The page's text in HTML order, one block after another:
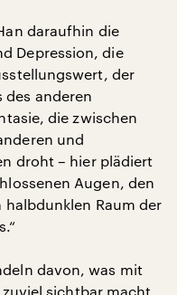
daraufhin die
Depression, die
der
des anderen
die zwischen
und
droht – hier plädiert
Augen, den
halbdunklen Raum der
davon, was mit
sichtbar macht.